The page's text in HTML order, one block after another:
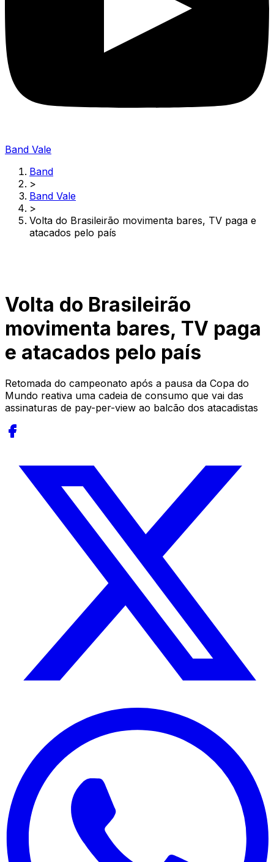
Band Vale
Band
>
Band Vale
>
Volta do Brasileirão movimenta bares, TV paga e
atacados pelo país
Volta do Brasileirão
movimenta bares, TV paga
e atacados pelo país
Retomada do campeonato após a pausa da Copa do
Mundo reativa uma cadeia de consumo que vai das
assinaturas de pay-per-view ao balcão dos atacadistas